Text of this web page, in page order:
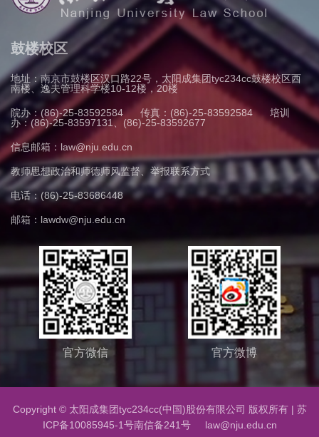
鼓楼校区
地址：南京市鼓楼区汉口路22号，太阳成集团tyc234cc鼓楼校区西
南楼、逸夫管理科学楼10-12楼，20楼
院办：(86)-25-83592584 传真：(86)-25-83592584
培训
办：(86)-25-83597131、(86)-25-83592677
信息邮箱：law@nju.edu.cn
教师思想政治和师德师风监督、举报联系方式
电话：(86)-25-83686448
邮箱：lawdw@nju.edu.cn
官方微信 官方微博
Copyright © 太阳成集团tyc234cc(中国)股份有限公司 版权所有 | 苏
ICP备10085945-1号南信备241号 law@nju.edu.cn